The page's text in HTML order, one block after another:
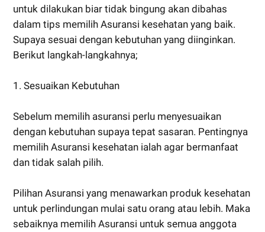
untuk dilakukan biar tidak bingung akan dibahas
dalam tips memilih Asuransi kesehatan yang baik.
Supaya sesuai dengan kebutuhan yang diinginkan.
Berikut langkah-langkahnya;
1. Sesuaikan Kebutuhan
Sebelum memilih asuransi perlu menyesuaikan
dengan kebutuhan supaya tepat sasaran. Pentingnya
memilih Asuransi kesehatan ialah agar bermanfaat
dan tidak salah pilih.
Pilihan Asuransi yang menawarkan produk kesehatan
untuk perlindungan mulai satu orang atau lebih. Maka
sebaiknya memilih Asuransi untuk semua anggota